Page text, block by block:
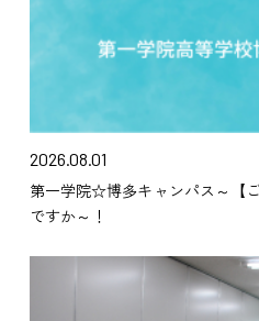
2026.08.01
第一学院☆博多キャンパス～【
ですか～！